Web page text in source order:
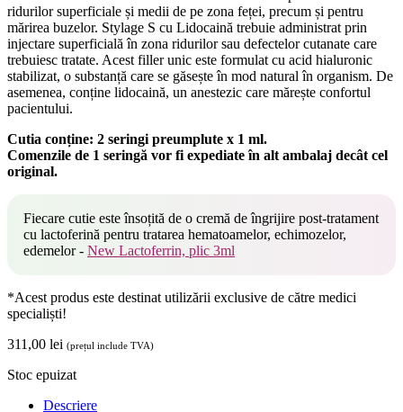
ridurilor superficiale și medii de pe zona feței, precum și pentru
mărirea buzelor. Stylage S cu Lidocaină trebuie administrat prin
injectare superficială în zona ridurilor sau defectelor cutanate care
trebuiesc tratate. Acest filler unic este formulat cu acid hialuronic
stabilizat, o substanță care se găsește în mod natural în organism. De
asemenea, conține lidocaină, un anestezic care mărește confortul
pacientului.
Cutia conține: 2 seringi preumplute x 1 ml.
Comenzile de 1 seringă vor fi expediate în alt ambalaj decât cel
original.
Fiecare cutie este însoțită de o cremă de îngrijire post-tratament
cu lactoferină pentru tratarea hematoamelor, echimozelor,
edemelor - New Lactoferrin, plic 3ml
*Acest produs este destinat utilizării exclusive de către medici
specialiști!
311,00 lei (prețul include TVA)
Stoc epuizat
Descriere